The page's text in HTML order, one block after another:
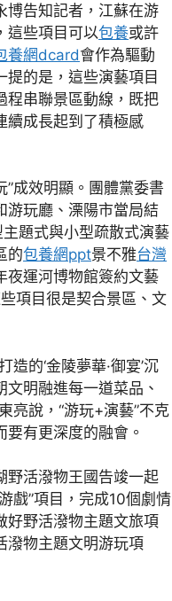
博告知記者，江蘇在游
這些項目可以包養或許
養網dcard會作為驅動
的是，這些演藝項目
程串聯景區動線，既把
續成長起到了積極感
成效明顯。團體黨委書
游玩廳、溧陽市當局結
題式與小型疏散式演藝
的包養網ppt景不雅台灣
夜運河博物館簽約文藝
項目很是契合景區、文
的‘金陵夢華·御宴’沉
文明融進每一道菜品、
亮說，“游玩+演藝”不克
有更深度的融會。
野活潑物王國告竣一起
戲”項目，完成10個劇情
好野活潑物主題文旅項
潑物主題文明游玩項